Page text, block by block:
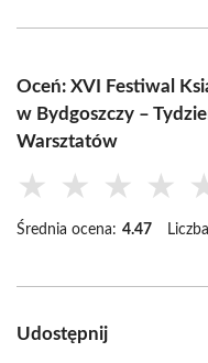
Oceń: XVI Festiwal
w Bydgoszczy –
Warsztatów
★ ★ ★ ★
Średnia ocena: 4.47
Udostępnij